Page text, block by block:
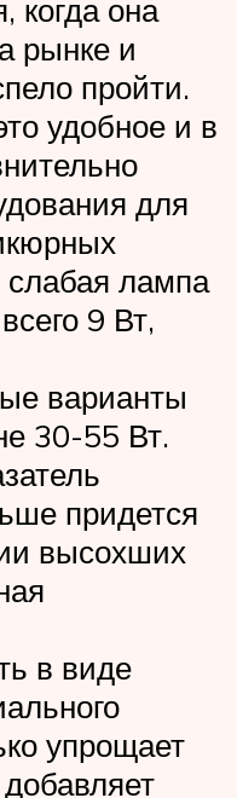
когда она
рынке и
пройти.
удобное и в
для
лампа
9 Вт,
варианты
30-55 Вт.
придется
высохших
в виде
упрощает